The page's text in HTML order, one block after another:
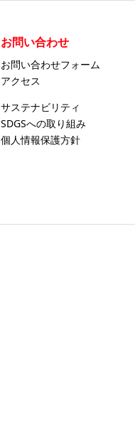
お問い合わせ
お問い合わせフォーム
アクセス
サステナビリティ
SDGSへの取り組み
個人情報保護方針